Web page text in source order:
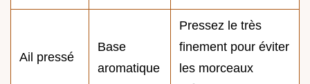
Ail pressé
Base
aromatique
Pressez le très
finement pour éviter
les morceaux